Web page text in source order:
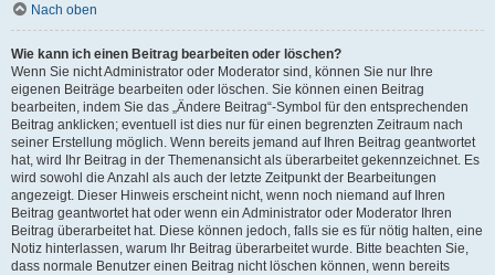
Nach oben
Wie kann ich einen Beitrag bearbeiten oder löschen?
Wenn Sie nicht Administrator oder Moderator sind, können Sie nur Ihre
eigenen Beiträge bearbeiten oder löschen. Sie können einen Beitrag
bearbeiten, indem Sie das „Ändere Beitrag“-Symbol für den entsprechenden
Beitrag anklicken; eventuell ist dies nur für einen begrenzten Zeitraum nach
seiner Erstellung möglich. Wenn bereits jemand auf Ihren Beitrag geantwortet
hat, wird Ihr Beitrag in der Themenansicht als überarbeitet gekennzeichnet. Es
wird sowohl die Anzahl als auch der letzte Zeitpunkt der Bearbeitungen
angezeigt. Dieser Hinweis erscheint nicht, wenn noch niemand auf Ihren
Beitrag geantwortet hat oder wenn ein Administrator oder Moderator Ihren
Beitrag überarbeitet hat. Diese können jedoch, falls sie es für nötig halten, eine
Notiz hinterlassen, warum Ihr Beitrag überarbeitet wurde. Bitte beachten Sie,
dass normale Benutzer einen Beitrag nicht löschen können, wenn bereits